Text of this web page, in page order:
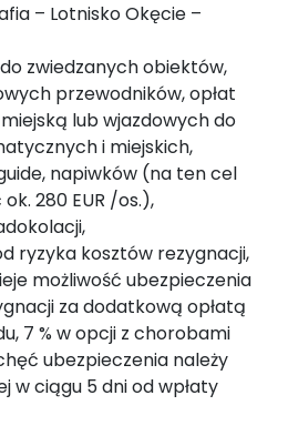
– Lotnisko Okęcie –
zwiedzanych obiektów,
przewodników, opłat
lub wjazdowych do
i miejskich,
napiwków (na ten cel
280 EUR /os.),
ryzyka kosztów rezygnacji,
możliwość ubezpieczenia
za dodatkową opłatą
7 % w opcji z chorobami
ubezpieczenia należy
w ciągu 5 dni od wpłaty